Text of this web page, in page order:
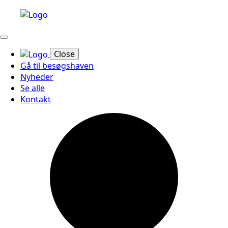
Close
Gå til besøgshaven
Nyheder
Se alle
Kontakt